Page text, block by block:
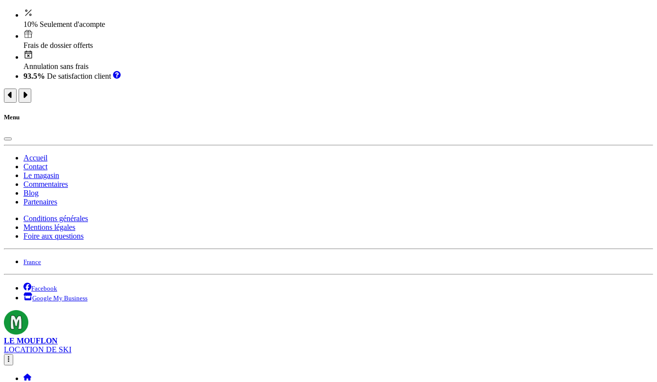
10% Seulement d'acompte
Frais de dossier offerts
Annulation sans frais
93.5% De satisfaction client
Menu
Accueil
Contact
Le magasin
Commentaires
Blog
Partenaires
Conditions générales
Mentions légales
Foire aux questions
France
Facebook
Google My Business
LE MOUFLON
LOCATION DE SKI